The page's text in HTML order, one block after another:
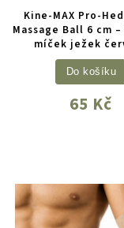
Kine-MAX Pro-
Massage Ball 6 cm
míček ježek
65 Kč
Do košíku